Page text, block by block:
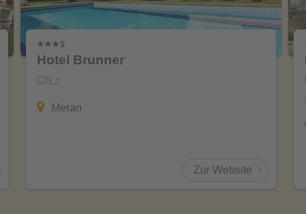
Hotel Brunner
CIN +
Meran
Zur Website